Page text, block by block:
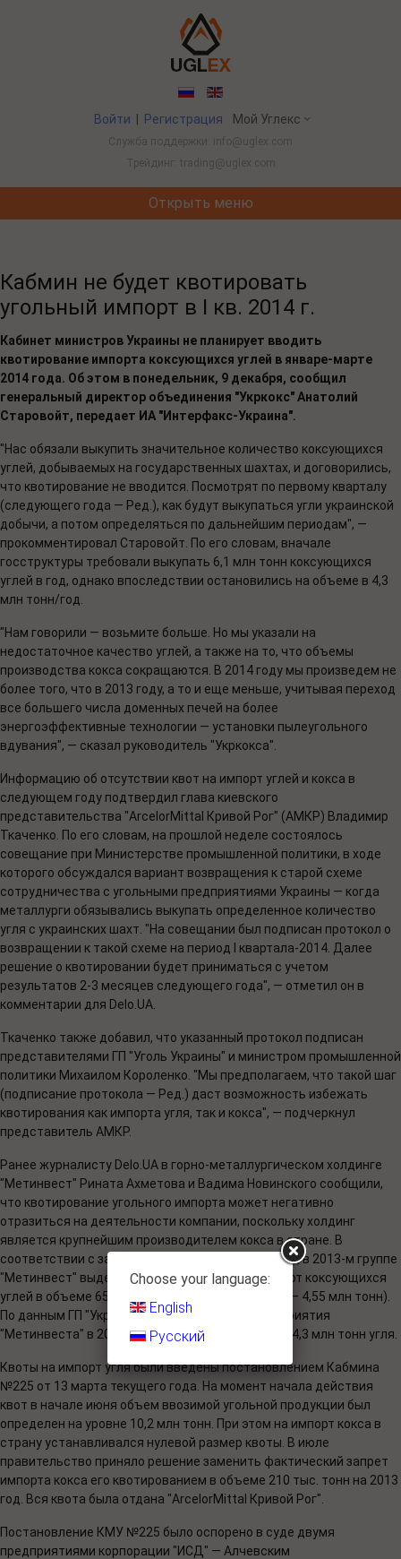
Мой Углекс
Войти Регистрация
Служба поддержки: info@uglex.com
Трейдинг: trading@uglex.com
Открыть меню
Кабмин не будет квотировать
угольный импорт в I кв. 2014 г.
Кабинет министров Украины не планирует вводить
квотирование импорта коксующихся углей в январе-марте
2014 года. Об этом в понедельник, 9 декабря, сообщил
генеральный директор объединения "Укркокс" Анатолий
Старовойт, передает ИА "Интерфакс-Украина".
"Нас обязали выкупить значительное количество коксующихся
углей, добываемых на государственных шахтах, и договорились,
что квотирование не вводится. Посмотрят по первому кварталу
(следующего года — Ред.), как будут выкупаться угли украинской
добычи, а потом определяться по дальнейшим периодам", —
прокомментировал Старовойт. По его словам, вначале
госструктуры требовали выкупать 6,1 млн тонн коксующихся
углей в год, однако впоследствии остановились на объеме в 4,3
млн тонн/год.
"Нам говорили — возьмите больше. Но мы указали на
недостаточное качество углей, а также на то, что объемы
производства кокса сокращаются. В 2014 году мы произведем не
более того, что в 2013 году, а то и еще меньше, учитывая переход
все большего числа доменных печей на более
энергоэффективные технологии — установки пылеугольного
вдувания", — сказал руководитель "Укркокса".
Информацию об отсутствии квот на импорт углей и кокса в
следующем году подтвердил глава киевского
представительства "ArcelorMittal Кривой Рог" (АМКР) Владимир
Ткаченко. По его словам, на прошлой неделе состоялось
совещание при Министерстве промышленной политики, в ходе
которого обсуждался вариант возвращения к старой схеме
сотрудничества с угольными предприятиями Украины — когда
металлурги обязывались выкупать определенное количество
угля с украинских шахт. "На совещании был подписан протокол о
возвращении к такой схеме на период I квартала-2014. Далее
решение о квотировании будет приниматься с учетом
результатов 2-3 месяцев следующего года", — отметил он в
комментарии для Delo.UA.
Ткаченко также добавил, что указанный протокол подписан
представителями ГП "Уголь Украины" и министром промышленной
политики Михаилом Короленко. "Мы предполагаем, что такой шаг
(подписание протокола — Ред.) даст возможность избежать
квотирования как импорта угля, так и кокса", — подчеркнул
представитель АМКР.
Ранее журналисту Delo.UA в горно-металлургическом холдинге
"Метинвест" Рината Ахметова и Вадима Новинского сообщили,
что квотирование угольного импорта может негативно
отразиться на деятельности компании, поскольку холдинг
является крупнейшим производителем кокса в стране. В
соответствии с заявками и решениями комиссии, в 2013-м группе
"Метинвест" выделена месячная квота на импорт коксующихся
углей в объеме 650 тыс. тонн (на семь месяцев — 4,55 млн тонн).
По данным ГП "Укрпромвнешэкспертиза", предприятия
"Метинвеста" в 2012-м завезли в Украину более 4,3 млн тонн угля.
Квоты на импорт угля были введены постановлением Кабмина
№225 от 13 марта текущего года. На момент начала действия
квот в начале июня объем ввозимой угольной продукции был
определен на уровне 10,2 млн тонн. При этом на импорт кокса в
страну устанавливался нулевой размер квоты. В июле
правительство приняло решение заменить фактический запрет
импорта кокса его квотированием в объеме 210 тыс. тонн на 2013
год. Вся квота была отдана "ArcelorMittal Кривой Рог".
Постановление КМУ №225 было оспорено в суде двумя
предприятиями корпорации "ИСД" — Алчевским
Choose your language:
English
Русский